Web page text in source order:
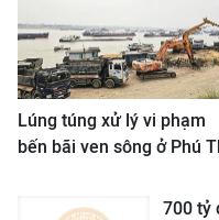
NHÂN DÂN CUỐI TUẦN
Lúng túng xử lý vi phạm
bến bãi ven sông ở Phú
700 tỷ